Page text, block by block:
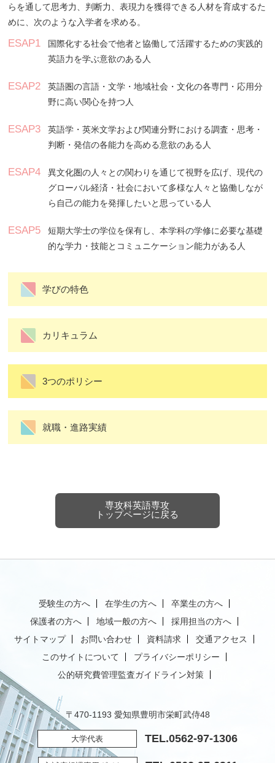
らを通して思考力、判断力、表現力を獲得できる人材を育成するた
めに、次のような入学者を求める。
ESAP1
国際化する社会で他者と協働して活躍するための実践的
英語力を学ぶ意欲のある人
ESAP2
英語圏の言語・文学・地域社会・文化の各専門・応用分
野に高い関心を持つ人
ESAP3
英語学・英米文学および関連分野における調査・思考・
判断・発信の各能力を高める意欲のある人
ESAP4
異文化圏の人々との関わりを通じて視野を広げ、現代の
グローバル経済・社会において多様な人々と協働しなが
ら自己の能力を発揮したいと思っている人
ESAP5
短期大学士の学位を保有し、本学科の学修に必要な基礎
的な学力・技能とコミュニケーション能力がある人
学びの特色
カリキュラム
3つのポリシー
就職・進路実績
専攻科英語専攻
トップページに戻る
受験生の方へ 在学生の方へ
卒業生の方へ
保護者の方へ
地域一般の方へ
採用担当の方へ
サイトマップ
お問い合わせ 資料請求
交通アクセス
このサイトについて
プライバシーポリシー
公的研究費管理監査ガイドライン対策
〒470-1193 愛知県豊明市栄町武侍48
大学代表 TEL.0562-97-1306